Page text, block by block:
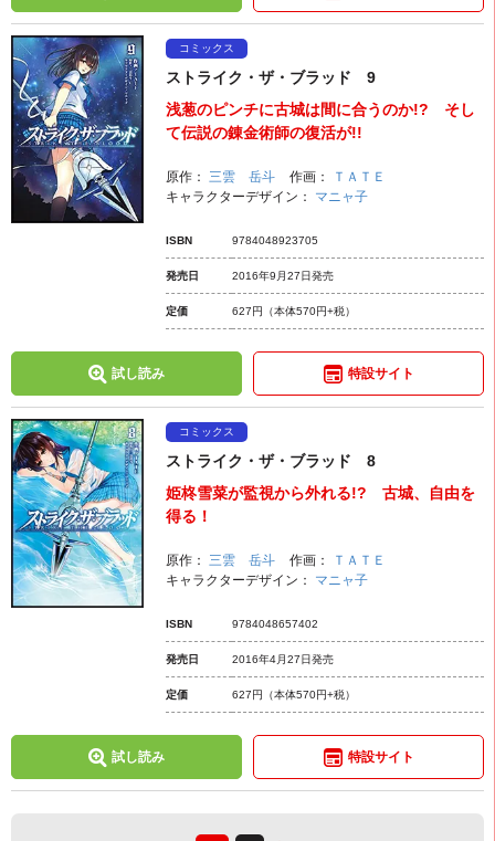
コミックス
ストライク・ザ・ブラッド 9
浅葱のピンチに古城は間に合うのか!? そし
て伝説の錬金術師の復活が!!
原作： 三雲 岳斗 作画：
ＴＡＴＥ
キャラクターデザイン： マニャ子
ISBN 9784048923705
発売日 2016年9月27日発売
定価 627円 （本体570円+税）
試し読み 特設サイト
コミックス
ストライク・ザ・ブラッド 8
姫柊雪菜が監視から外れる!? 古城、自由を
得る！
原作： 三雲 岳斗 作画：
ＴＡＴＥ
キャラクターデザイン： マニャ子
ISBN 9784048657402
発売日 2016年4月27日発売
定価 627円 （本体570円+税）
試し読み 特設サイト